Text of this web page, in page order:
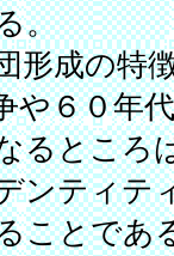
る。
成の特
や６０年
るところ
ンティテ
ことであ